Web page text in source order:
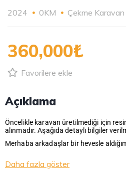
2024 0KM Çekme Karavan
360,000₺
Favorilere ekle
Açıklama
Öncelikle karavan üretilmediği için
alınmadır. Aşağıda detaylı bilgiler
Merhaba arkadaşlar bir hevesle
Daha fazla göster